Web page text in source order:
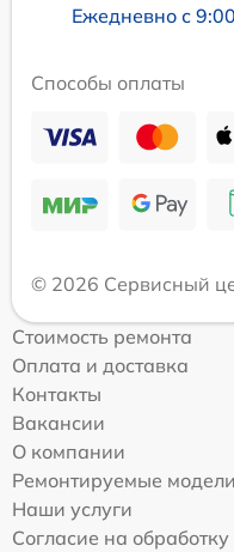
Ежедневно с
Способы оплаты
© 2026 Сервисный
Стоимость ремонта
Оплата и доставка
Контакты
Вакансии
О компании
Ремонтируемые модели
Наши услуги
Согласие на